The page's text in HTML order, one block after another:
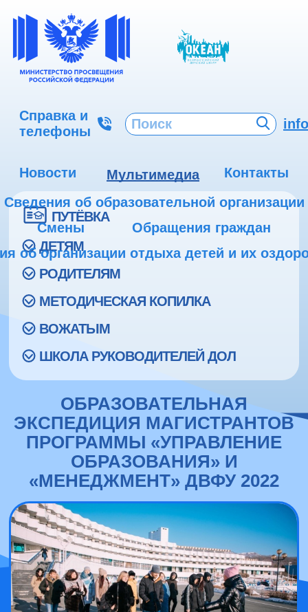
Справка и
телефоны
Новости Мультимедиа
Контакты
Сведения об образовательной организации
Смены
Обращения граждан
об организации отдыха детей и их
ПУТЁВКА
ДЕТЯМ
РОДИТЕЛЯМ
МЕТОДИЧЕСКАЯ КОПИЛКА
ВОЖАТЫМ
ШКОЛА РУКОВОДИТЕЛЕЙ ДОЛ
ОБРАЗОВАТЕЛЬНАЯ
ЭКСПЕДИЦИЯ МАГИСТРАНТОВ
ПРОГРАММЫ «‎УПРАВЛЕНИЕ
ОБРАЗОВАНИЯ» И
«‎МЕНЕДЖМЕНТ» ДВФУ 2022